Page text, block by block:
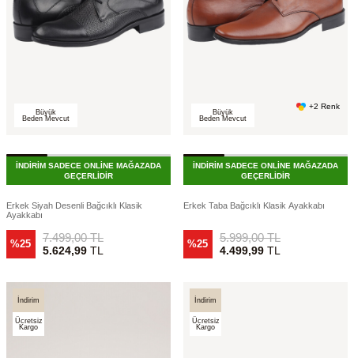
Büyük
Beden Mevcut
İNDİRİM SADECE ONLİNE MAĞAZADA
GEÇERLİDİR
Erkek Siyah Desenli Bağcıklı Klasik
Ayakkabı
%25 7.499,00TL
5.624,99TL
Büyük
Beden Mevcut
+2 Renk
İNDİRİM SADECE ONLİNE MAĞAZADA
GEÇERLİDİR
Erkek Taba Bağcıklı Klasik Ayakkabı
%25 5.999,00TL
4.499,99TL
İndirim
Ücretsiz
Kargo
İndirim
Ücretsiz
Kargo